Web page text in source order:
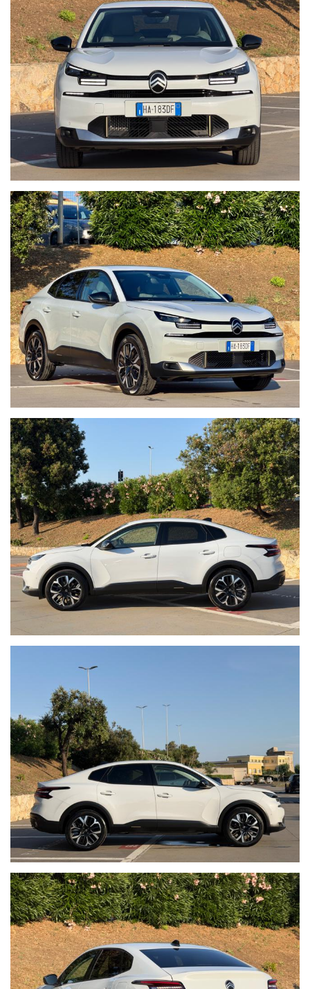
CAMBIO F1 AL VOLANTE
CARICA CELLULARE WIRELESS
SENSORI LUCI PIOGGIA
Visita il nostro sito WWW.AUTOITALIAWEB.IT per vedere la
disponibilità in tempo reale e oltre 50 foto in alta definizione della
vettura!!!
Auto Italia Web Srls è formata da uno staff che da oltre 22 anni è
specializzato nella vendita di vetture usate o aziendali. Tutte le
nostre vetture sono ufficiali, non di importazione. Le vetture del
nostro parco auto, vengono accuratamente selezionate,
controllate e garantite 12 mesi dalla data di acquisto.Le nostre
auto sono tutte certificate con chilometraggio verificabile.
Possibilità di prenotazione on-line, permuta, finanziamento on-line
Esito Finanziamento in 12 ore
MARCO 338.4102777 RIVA DI TRAIANO !!
ORARIO:
Dal Lunedi al Venerdì 09:00 - 13:00 / 15.45 - 19.00
Sabato 09:00 - 13:00
Possibilità di vedere la vettura fuori orario su appuntamento.
Nota bene:La dotazione tecnica e gli accessori indicati nella
presente scheda potrebbero non coincidere con l’effettivo
equipaggiamento del veicolo
a causa della non uniformità dei dati pubblicati dai diversi portali.
Ci scusiamo per l’inconveniente e vi invitiamo a verificare le
caratteristiche dello specifico veicolo.
AUTO ITALIA WEB S.r.l. declina ogni responsabilità per eventuali
involontarie incongruenze, che non rappresentano in alcun modo
un impegno contrattuale.